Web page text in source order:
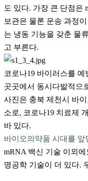
도 있다. 가장 큰 단점은
보관은 물론 운송 과정
는 냉동 기능을 갖춘 물
고 부른다.
코로나19 바이러스를
곳곳에서 동시다발적으
사진은 충북 제천시 바
소로, 코로나19 치료제
바 있다.
바이오의약품 시대를
mRNA 백신 기술 이외
명공학 기술이 더 있다.